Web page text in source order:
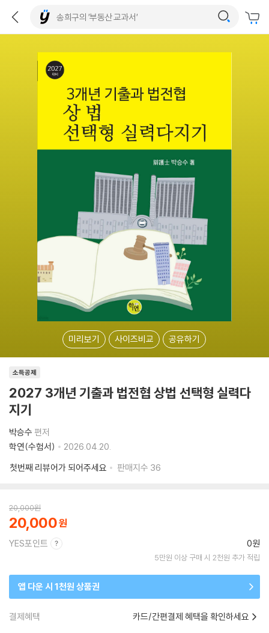
미리보기 사이즈비교 공유하기
소득공제
2027 3개년 기출과 법전협 상법 선택형 실력다
지기
박승수 편저
학연(수험서)
2026.04.20.
첫번째 리뷰어가 되어주세요
판매지수 36
20,000원
20,000
YES포인트 0원
5만원 이상 구매 시 2천원 추가 적립
앱 다운 시 1천원 상품권
결제혜택 카드/간편결제 혜택을 확인하세요